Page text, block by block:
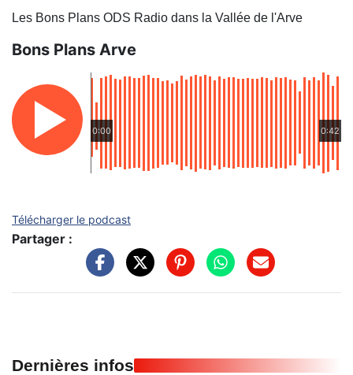
Les Bons Plans ODS Radio dans la Vallée de l'Arve
Bons Plans Arve
0:00 0:42
Télécharger le podcast
Partager :
Dernières infos